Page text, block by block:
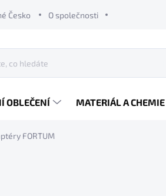
Česko O společnosti
OBLEČENÍ MATERIÁL A CHEMIE
FORTUM